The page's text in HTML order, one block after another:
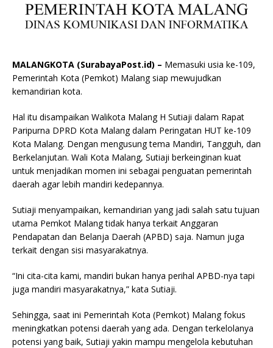
MALANGKOTA (SurabayaPost.id) – Memasuki usia ke-109,
Pemerintah Kota (Pemkot) Malang siap mewujudkan
kemandirian kota.
Hal itu disampaikan Walikota Malang H Sutiaji dalam Rapat
Paripurna DPRD Kota Malang dalam Peringatan HUT ke-109
Kota Malang. Dengan mengusung tema Mandiri, Tangguh, dan
Berkelanjutan. Wali Kota Malang, Sutiaji berkeinginan kuat
untuk menjadikan momen ini sebagai penguatan pemerintah
daerah agar lebih mandiri kedepannya.
Sutiaji menyampaikan, kemandirian yang jadi salah satu tujuan
utama Pemkot Malang tidak hanya terkait Anggaran
Pendapatan dan Belanja Daerah (APBD) saja. Namun juga
terkait dengan sisi masyarakatnya.
“Ini cita-cita kami, mandiri bukan hanya perihal APBD-nya tapi
juga mandiri masyarakatnya,” kata Sutiaji.
Sehingga, saat ini Pemerintah Kota (Pemkot) Malang fokus
meningkatkan potensi daerah yang ada. Dengan terkelolanya
potensi yang baik, Sutiaji yakin mampu mengelola kebutuhan